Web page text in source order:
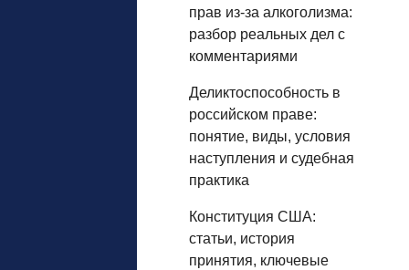
прав из‑за алкоголизма:
разбор реальных дел с
комментариями
Деликтоспособность в
российском праве:
понятие, виды, условия
наступления и судебная
практика
Конституция США:
статьи, история
принятия, ключевые